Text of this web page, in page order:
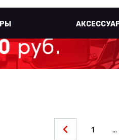
1 ...